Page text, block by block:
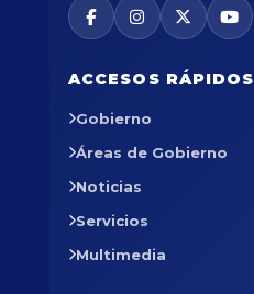
ACCESOS RÁPIDOS
Gobierno
Áreas de Gobierno
Noticias
Servicios
Multimedia